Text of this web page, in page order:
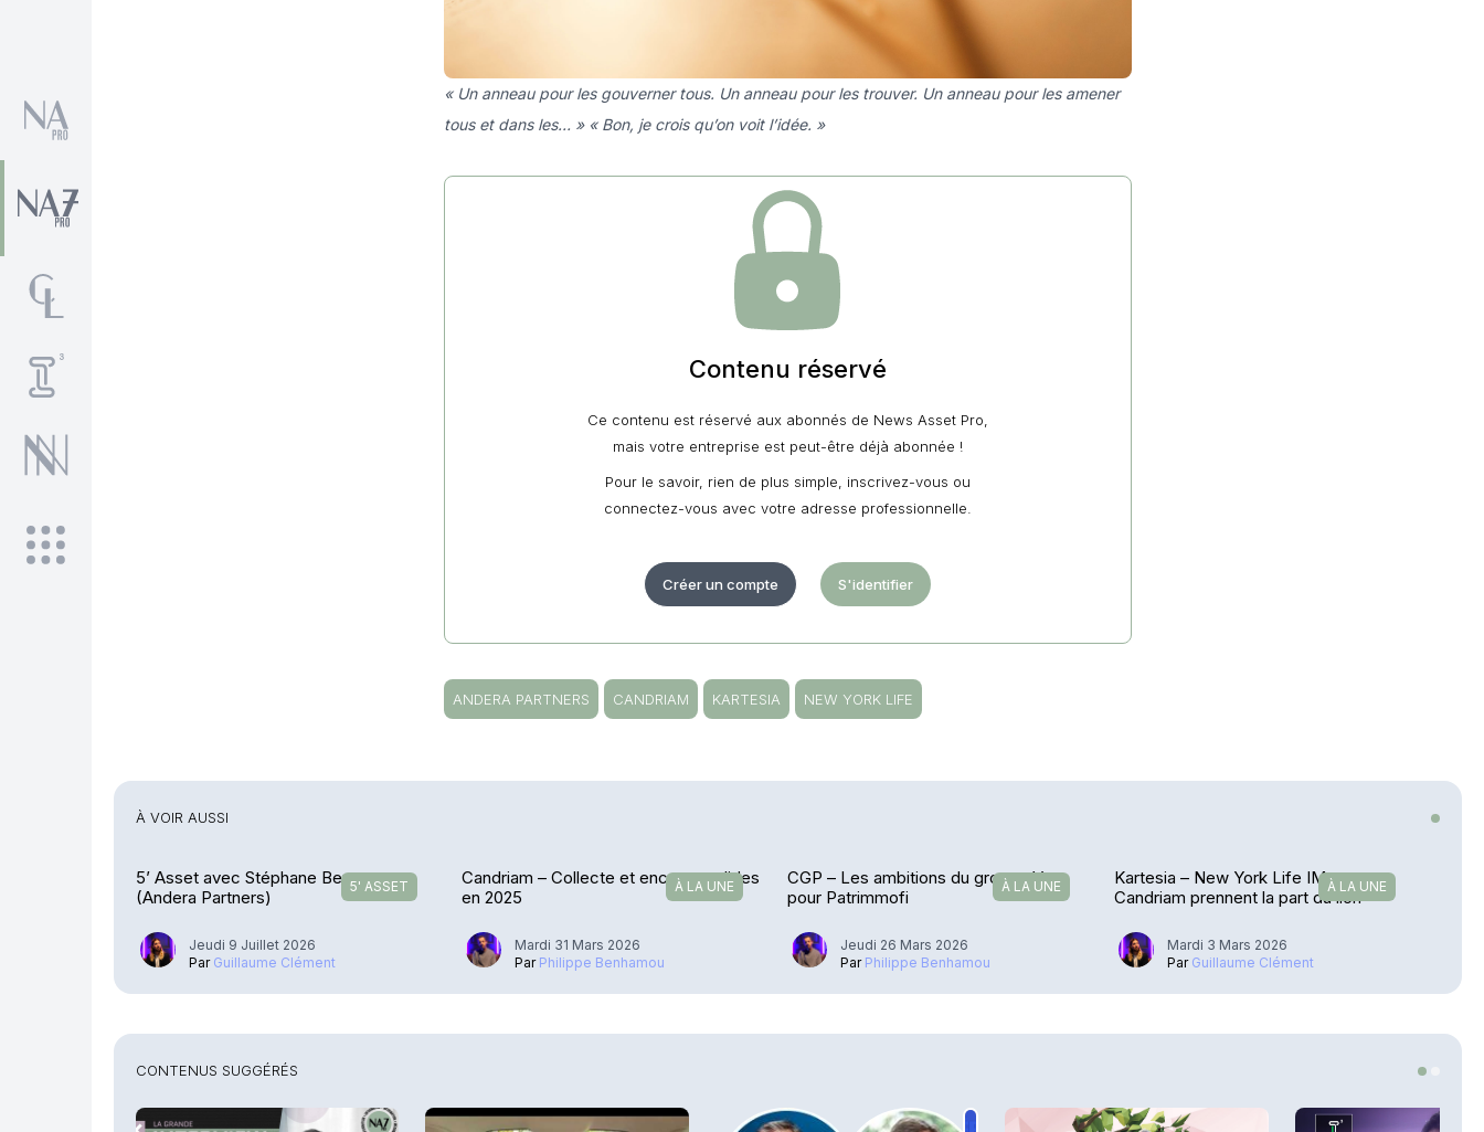
« Un anneau pour les gouverner tous. Un anneau pour les trouver. Un anneau pour les amener
tous et dans les… » « Bon, je crois qu’on voit l’idée. »
Contenu réservé
Ce contenu est réservé aux abonnés de News Asset Pro,
mais votre entreprise est peut-être déjà abonnée !
Pour le savoir, rien de plus simple, inscrivez-vous ou
connectez-vous avec votre adresse professionnelle.
Créer un compte S'identifier
ANDERA PARTNERS CANDRIAM KARTESIA NEW YORK LIFE
À VOIR AUSSI
5' ASSET
5’ Asset avec Stéphane Bergez
(Andera Partners)
Jeudi 9 Juillet 2026
Par Guillaume Clément
À LA UNE
Candriam – Collecte et encours solides
en 2025
Mardi 31 Mars 2026
Par Philippe Benhamou
À LA UNE
CGP – Les ambitions du groupe Vyv
pour Patrimmofi
Jeudi 26 Mars 2026
Par Philippe Benhamou
À LA UNE
Kartesia – New York Life IM et
Candriam prennent la part du lion
Mardi 3 Mars 2026
Par Guillaume Clément
CONTENUS SUGGÉRÉS